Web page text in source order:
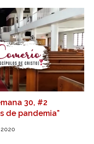
30, #2
de pandemia”
2020